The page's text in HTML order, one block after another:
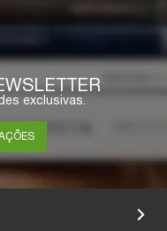
exclusivas.